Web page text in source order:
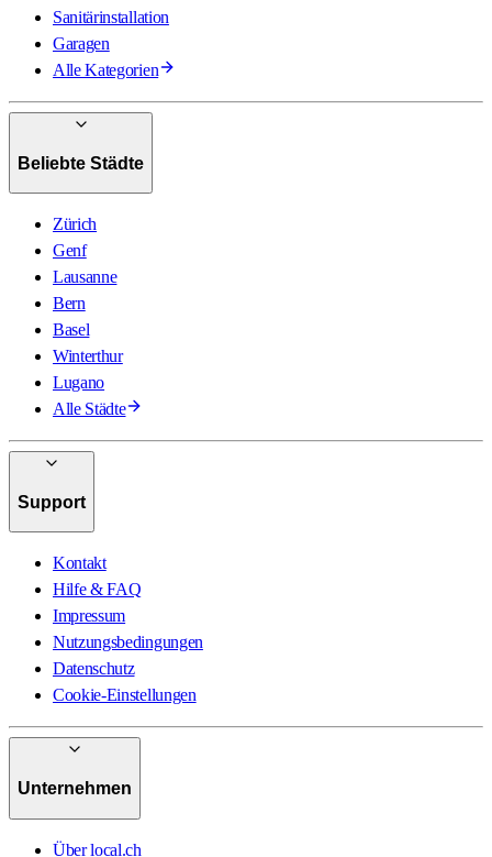
Sanitärinstallation
Garagen
Alle Kategorien
Beliebte Städte
Zürich
Genf
Lausanne
Bern
Basel
Winterthur
Lugano
Alle Städte
Support
Kontakt
Hilfe & FAQ
Impressum
Nutzungsbedingungen
Datenschutz
Cookie-Einstellungen
Unternehmen
Über local.ch